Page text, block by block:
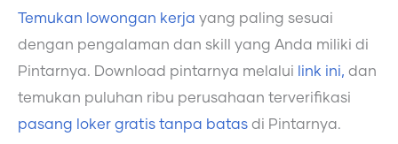
Temukan lowongan kerja yang paling sesuai
dengan pengalaman dan skill yang Anda miliki di
Pintarnya. Download pintarnya melalui
link ini, dan
temukan puluhan ribu perusahaan terverifikasi
pasang loker gratis tanpa batas di Pintarnya.